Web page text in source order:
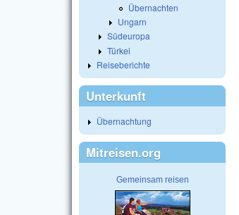
Übernachten
Ungarn
Südeuropa
Türkei
Reiseberichte
Unterkunft
Übernachtung
Mitreisen.org
Gemeinsam reisen